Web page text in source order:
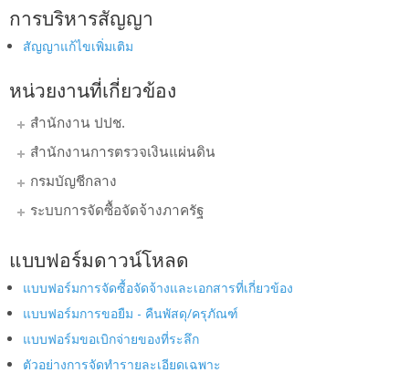
การบริหารสัญญา
สัญญาแก้ไขเพิ่มเติม
หน่วยงานที่เกี่ยวข้อง
สำนักงาน ปปช.
สำนักงานการตรวจเงินแผ่นดิน
กรมบัญชีกลาง
ระบบการจัดซื้อจัดจ้างภาครัฐ
แบบฟอร์มดาวน์โหลด
แบบฟอร์มการจัดซื้อจัดจ้างและเอกสารที่เกี่ยวข้อง
แบบฟอร์มการขอยืม - คืนพัสดุ/ครุภัณฑ์
แบบฟอร์มขอเบิกจ่ายของที่ระลึก
ตัวอย่างการจัดทำรายละเอียดเฉพาะ